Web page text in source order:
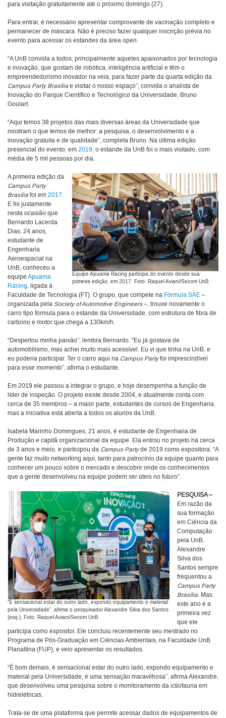
para visitação gratuitamente até o próximo domingo (27).
Para entrar, é necessário apresentar comprovante de vacinação completo e
permanecer de máscara. Não é preciso fazer qualquer inscrição prévia no
evento para acessar os estandes da área open.
“A UnB convida a todos, principalmente aqueles apaixonados por tecnologia
e inovação, que gostam de robótica, inteligência artificial e têm o
empreendedorismo inovador na veia, para fazer parte da quarta edição da
Campus Party Brasília e visitar o nosso espaço”, convida o analista de
Inovação do Parque Científico e Tecnológico da Universidade, Bruno
Goulart.
“Aqui temos 38 projetos das mais diversas áreas da Universidade que
mostram o que temos de melhor: a pesquisa, o desenvolvimento e a
inovação gratuita e de qualidade”, completa Bruno. Na última edição
presencial do evento, em 2019, o estande da UnB foi o mais visitado, com
média de 5 mil pessoas por dia.
Equipe Apuama Racing participa do evento desde sua
primeira edição, em 2017. Foto: Raquel Aviani/Secom UnB
A primeira edição da
Campus Party
Brasília foi em 2017.
E foi justamente
nesta ocasião que
Bernardo Lacerda
Dias, 24 anos,
estudante de
Engenharia
Aeroespacial na
UnB, conheceu a
equipe Apuama
Racing, ligada à
Faculdade de Tecnologia (FT). O grupo, que compete na Fórmula SAE –
organizada pela Society of Automotive Engineers–, trouxe novamente o
carro tipo fórmula para o estande da Universidade, com estrutura de fibra de
carbono e motor que chega a 130km/h.
“Despertou minha paixão”, lembra Bernardo. “Eu já gostava de
automobilismo, mas achei muito mais acessível. Eu vi que tinha na UnB, e
eu poderia participar. Ter o carro aqui na Campus Partyfoi imprescindível
para esse momento”, afirma o estudante.
Em 2019 ele passou a integrar o grupo, e hoje desempenha a função de
líder de inspeção. O projeto existe desde 2004, e atualmente conta com
cerca de 35 membros – a maior parte, estudantes de cursos de Engenharia,
mas a iniciativa está aberta a todos os alunos da UnB.
Isabela Marinho Domingues, 21 anos, é estudante de Engenharia de
Produção e capitã organizacional da equipe. Ela entrou no projeto há cerca
de 3 anos e meio, e participou da Campus Partyde 2019 como expositora: “A
gente faz muito networking aqui, tanto para patrocínio da equipe quanto para
conhecer um pouco sobre o mercado e descobrir onde os conhecimentos
que a gente desenvolveu na equipe podem ser úteis no futuro”.
“É sensacional estar do outro lado, expondo equipamento e material
pela Universidade”, afirma o pesquisador Alexandre Silva dos Santos
(esq.). Foto: Raquel Aviani/Secom UnB
PESQUISA –
Em razão da
sua formação
em Ciência da
Computação
pela UnB,
Alexandre
Silva dos
Santos sempre
frequentou a
Campus Party
Brasília. Mas
este ano é a
primeira vez
que ele
participa como expositor. Ele concluiu recentemente seu mestrado no
Programa de Pós-Graduação em Ciências Ambientais, na Faculdade UnB
Planaltina (FUP), e veio apresentar os resultados.
“É bom demais, é sensacional estar do outro lado, expondo equipamento e
material pela Universidade, é uma sensação maravilhosa”, afirma Alexandre,
que desenvolveu uma pesquisa sobre o monitoramento da ictiofauna em
hidrelétricas.
Trata-se de uma plataforma que permite acessar dados de equipamentos de